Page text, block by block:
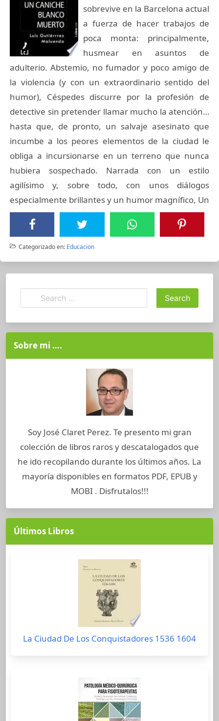
sobrevive en la Barcelona actual
a fuerza de hacer trabajos de
poca monta: principalmente,
husmear en asuntos de
adulterio. Abstemio, no fumador y poco amigo de
la violencia (y con un extraordinario sentido del
humor), Céspedes discurre por la profesión de
detective sin pretender llamar mucho la atención…
hasta que, de pronto, un salvaje asesinato que
incumbe a los peores elementos de la ciudad le
obliga a incursionarse en un terreno que nunca
hubiera sospechado. Narrada con un estilo
agilísimo y, sobre todo, con unos diálogos
especialmente brillantes y un humor magnífico, Un
Categorizado en: Educacion
Sobre mi ….
Soy José Claret Perez. Te presento mi gran
colección de libros raros y descatalogados que
he ido recopilando durante los últimos años. La
mayoría disponibles en formatos PDF, EPUB y
MOBI . Disfrutalos!!!
Últimos Libros
La Ciudad De Los Conquistadores 1536 1604